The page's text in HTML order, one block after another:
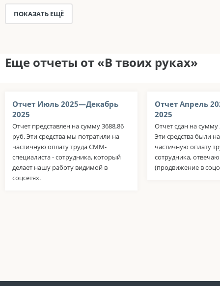
ПОКАЗАТЬ ЕЩЁ
Еще отчеты от «В твоих руках»
Отчет Июль 2025—Декабрь
2025
Отчет представлен на сумму 3688,86
руб. Эти средства мы потратили на
частичную оплату труда СММ-
специалиста - сотрудника, который
делает нашу работу видимой в
соцсетях.
Отчет Апрель
2025
Отчет сдан на сумму
Эти средства были
частичную оплату
сотрудника,
(продвижение в